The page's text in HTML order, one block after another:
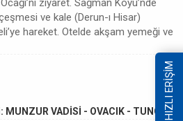
ziyaret. Sağman Köyü’nde
ve kale (Derun-ı Hisar)
hareket. Otelde akşam yemeği ve
VADİSİ - OVACIK - TUNCELİ
HIZLI ERİŞİM